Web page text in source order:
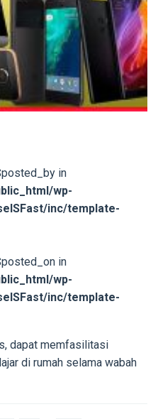
in
wp-
inc/template-
in
wp-
inc/template-
dapat memfasilitasi
di rumah selama wabah